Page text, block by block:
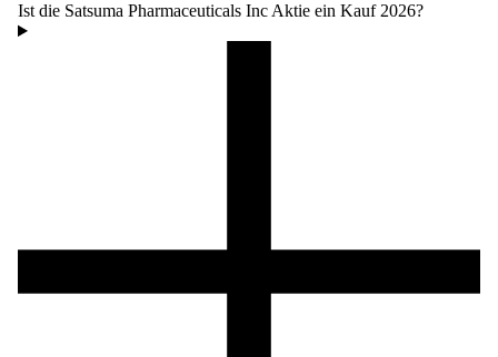
Ist die Satsuma Pharmaceuticals Inc Aktie ein Kauf 2026?